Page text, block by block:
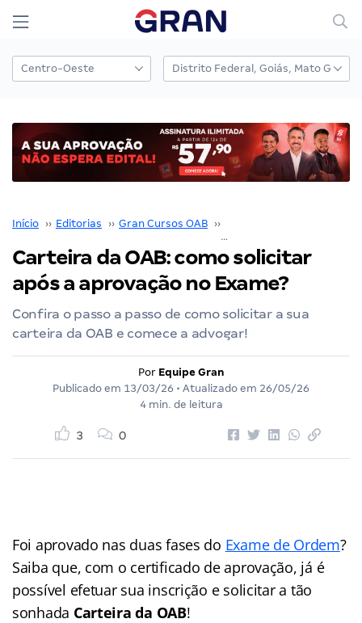
Início ›› Editorias ›› Gran Cursos OAB ››
Carteira da OAB: como solicitar
após a aprovação no Exame?
Confira o passo a passo de como solicitar a sua
carteira da OAB e comece a advogar!
Por Equipe Gran
Publicado em 13/03/26 • Atualizado em 26/05/26
4 min. de leitura
3 0
Foi aprovado nas duas fases do Exame de Ordem?
Saiba que, com o certificado de aprovação, já é
possível efetuar sua inscrição e solicitar a tão
sonhada Carteira da OAB!